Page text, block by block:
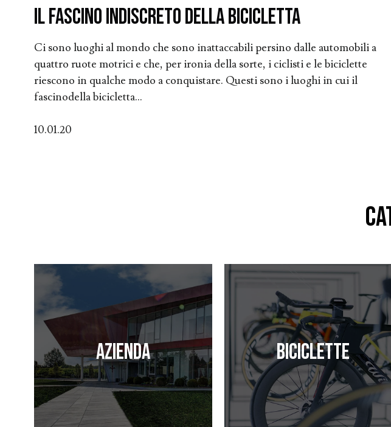
Il fascino indiscreto della bicicletta
Ci sono luoghi al mondo che sono inattaccabili persino dalle automobili a
quattro ruote motrici e che, per ironia della sorte, i ciclisti e le biciclette
riescono in qualche modo a conquistare. Questi sono i luoghi in cui il
fascinodella bicicletta...
10.01.20
Azienda Biciclette